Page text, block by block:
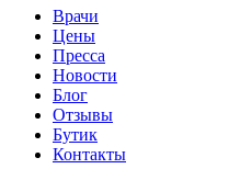
Врачи
Цены
Пресса
Новости
Блог
Отзывы
Бутик
Контакты